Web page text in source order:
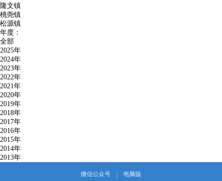
隆文镇
桃尧镇
松源镇
年度：
全部
2025年
2024年
2023年
2022年
2021年
2020年
2019年
2018年
2017年
2016年
2015年
2014年
2013年
微信公众号 电脑版